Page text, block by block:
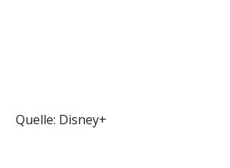
Quelle: Disney+